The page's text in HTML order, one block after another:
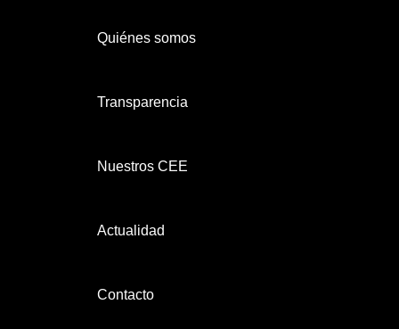
Quiénes somos
Transparencia
Nuestros CEE
Actualidad
Contacto